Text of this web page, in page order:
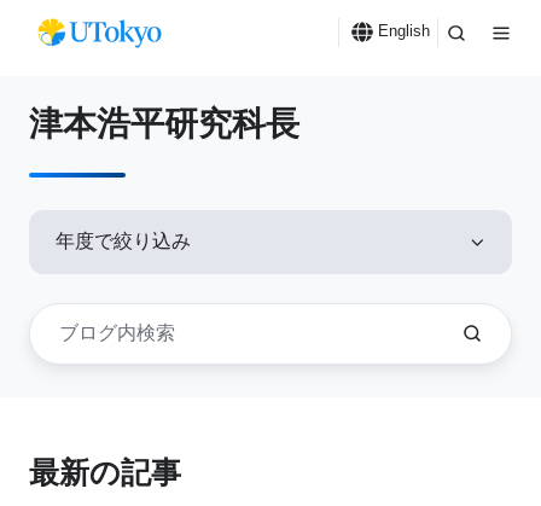
English
津本浩平研究科長
年度で絞り込み
最新の記事